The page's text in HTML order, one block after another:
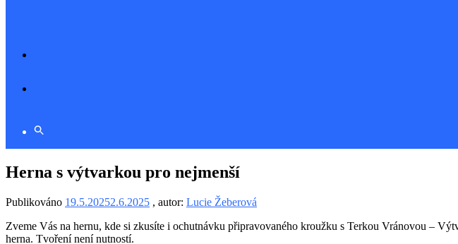
Herna s výtvarkou pro nejmenší
Publikováno 19.5.20252.6.2025 , autor: Lucie Žeberová
Zveme Vás na hernu, kde si zkusíte i ochutnávku připravovaného kroužku s Terkou Vránovou –
herna. Tvoření není nutností.